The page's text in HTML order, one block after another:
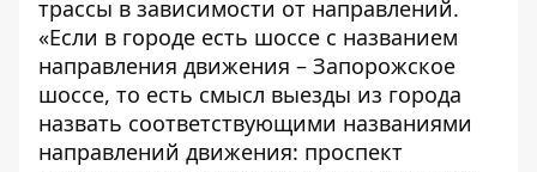
трассы в зависимости от направлений.
«Если в городе есть шоссе с названием
направления движения – Запорожское
шоссе, то есть смысл выезды из города
назвать соответствующими названиями
направлений движения: проспект